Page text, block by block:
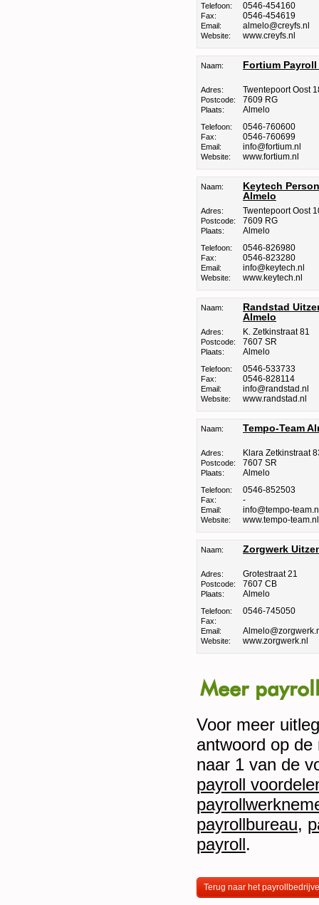
Telefoon: 0546-454160
Fax: 0546-454619
Email: almelo@creyfs.nl
Website: www.creyfs.nl
Naam: Fortium Payroll
Adres: Twentepoort Oost
Postcode: 7609 RG
Plaats: Almelo
Telefoon: 0546-760600
Fax: 0546-760699
Email: info@fortium.nl
Website: www.fortium.nl
Naam:
Keytech
Almelo
Adres: Twentepoort Oost
Postcode: 7609 RG
Plaats: Almelo
Telefoon: 0546-826980
Fax: 0546-823280
Email: info@keytech.nl
Website: www.keytech.nl
Naam:
Randstad
Almelo
Adres: K. Zetkinstraat 81
Postcode: 7607 SR
Plaats: Almelo
Telefoon: 0546-533733
Fax: 0546-828114
Email: info@randstad.nl
Website: www.randstad.nl
Naam: Tempo-Team
Adres: Klara Zetkinstraat
Postcode: 7607 SR
Plaats: Almelo
Telefoon: 0546-852503
Fax: -
Email: info@tempo-
Website: www.tempo-team.nl
Naam: Zorgwerk
Adres: Grotestraat 21
Postcode: 7607 CB
Plaats: Almelo
Telefoon: 0546-745050
Fax:
Email:
Website: www.zorgwerk.nl
Meer
Voor meer
antwoord op
naar 1 van de
payroll
payrollbureau,
payroll.
Terug naar het